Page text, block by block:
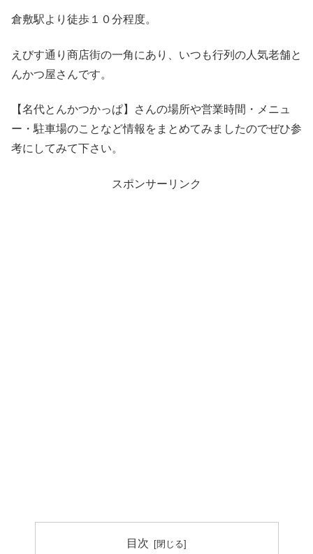
倉敷駅より徒歩１０分程度。
えびす通り商店街の一角にあり、いつも行列の人気老舗と
んかつ屋さんです。
【名代とんかつかっぱ】さんの場所や営業時間・メニュ
ー・駐車場のことなど情報をまとめてみましたのでぜひ参
考にしてみて下さい。
スポンサーリンク
目次